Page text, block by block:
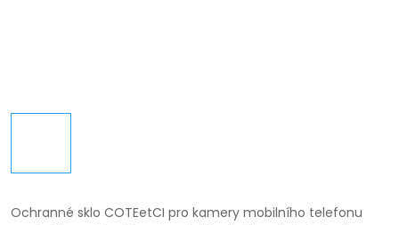
Ochranné sklo COTEetCI pro kamery mobilního telefonu